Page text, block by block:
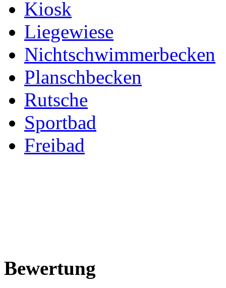
Kiosk
Liegewiese
Nichtschwimmerbecken
Planschbecken
Rutsche
Sportbad
Freibad
Bewertung